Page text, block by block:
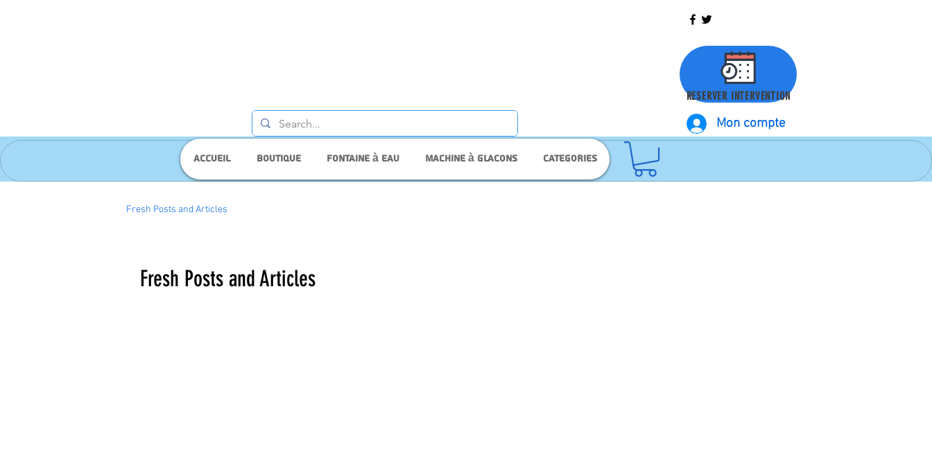
RESERVER INTERVENTION
Mon compte
Accueil Boutique Fontaine à eau Machine à glacons Categories
Fresh Posts and Articles
Fresh Posts and Articles